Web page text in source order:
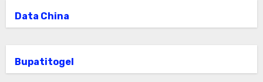
Data China
Bupatitogel